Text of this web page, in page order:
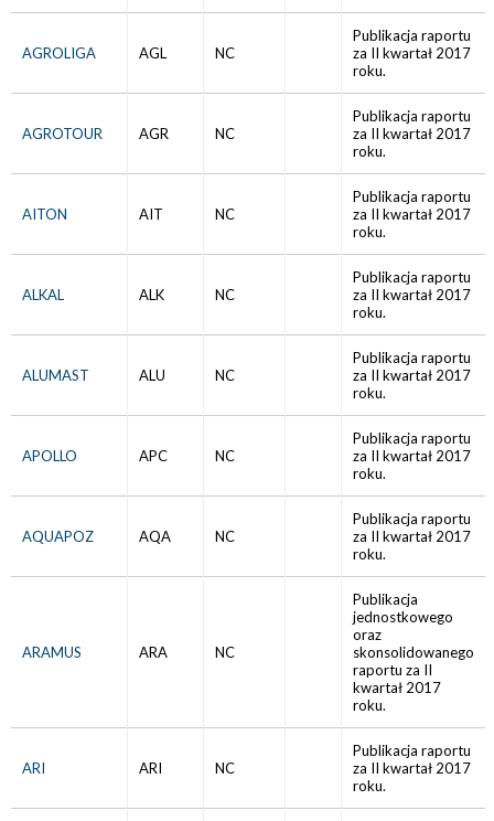
AGROLIGA AGL NC
Publikacja raportu
za II kwartał 2017
roku.
AGROTOUR AGR NC
Publikacja raportu
za II kwartał 2017
roku.
AITON AIT NC
Publikacja raportu
za II kwartał 2017
roku.
ALKAL ALK NC
Publikacja raportu
za II kwartał 2017
roku.
ALUMAST ALU NC
Publikacja raportu
za II kwartał 2017
roku.
APOLLO APC NC
Publikacja raportu
za II kwartał 2017
roku.
AQUAPOZ AQA NC
Publikacja raportu
za II kwartał 2017
roku.
ARAMUS ARA NC
Publikacja
jednostkowego
oraz
skonsolidowanego
raportu za II
kwartał 2017
roku.
ARI ARI NC
Publikacja raportu
za II kwartał 2017
roku.